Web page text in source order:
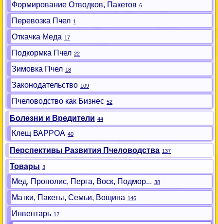
Формирование Отводков, Пакетов 6
Перевозка Пчел 1
Откачка Меда 17
Подкормка Пчел 22
Зимовка Пчел 18
Законодательство 109
Пчеловодство как Бизнес 52
Болезни и Вредители 44
Клещ ВАРРОА 40
Перспективы Развития Пчеловодства 137
Товары 3
Мед, Прополис, Перга, Воск, Подмор... 38
Матки, Пакеты, Семьи, Вощина 146
Инвентарь 12